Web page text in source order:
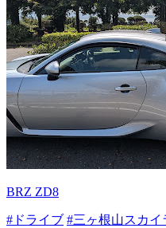
BRZ ZD8
#ドライブ #三ヶ根山スカイ